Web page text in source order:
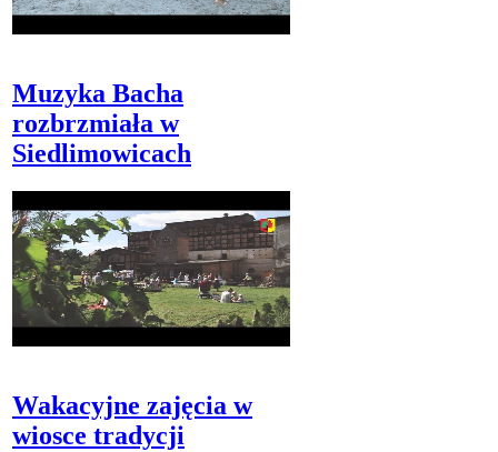
Muzyka Bacha
rozbrzmiała w
Siedlimowicach
Wakacyjne zajęcia w
wiosce tradycji